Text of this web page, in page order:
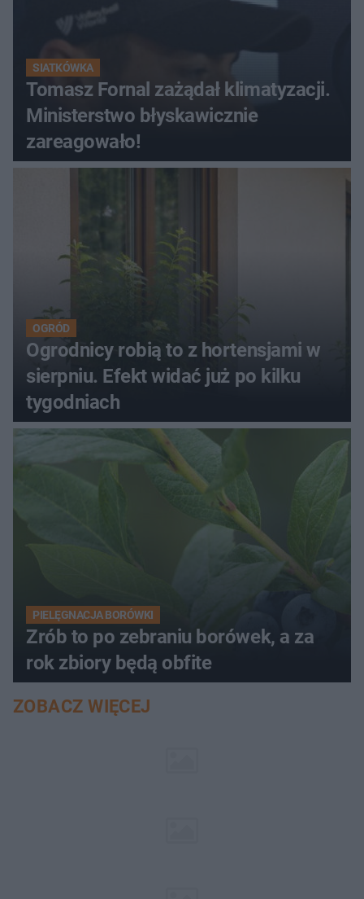
SIATKÓWKA
Tomasz Fornal zażądał klimatyzacji.
Ministerstwo błyskawicznie
zareagowało!
OGRÓD
Ogrodnicy robią to z hortensjami w
sierpniu. Efekt widać już po kilku
tygodniach
PIELĘGNACJA BORÓWKI
Zrób to po zebraniu borówek, a za
rok zbiory będą obfite
ZOBACZ WIĘCEJ